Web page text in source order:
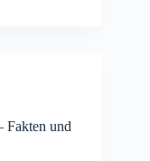
Fakten und